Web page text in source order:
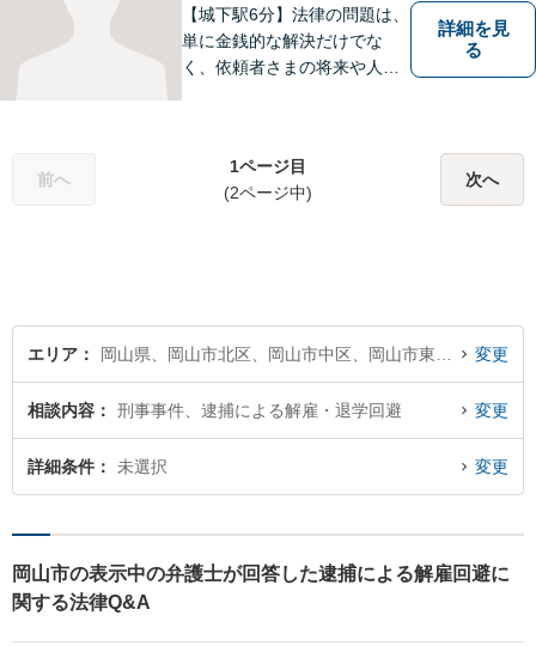
【城下駅6分】法律の問題は、
単に金銭的な解決だけでな
く、依頼者さまの将来や人間
とを大切にしています。
詳細を見
る
前へ
1ページ目
(2ページ中)
次へ
エリア 変更
相談内容 刑事事件、逮捕による解雇・退学回避 変更
詳細条件 未選択 変更
岡山市の表示中の弁護士が回答した逮捕による解雇回避に
関する法律Q&A